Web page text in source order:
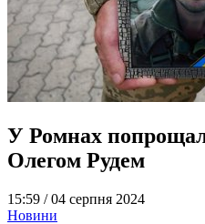
У Ромнах
Олегом Рудем
15:59 /04 серпня 2024
Новини